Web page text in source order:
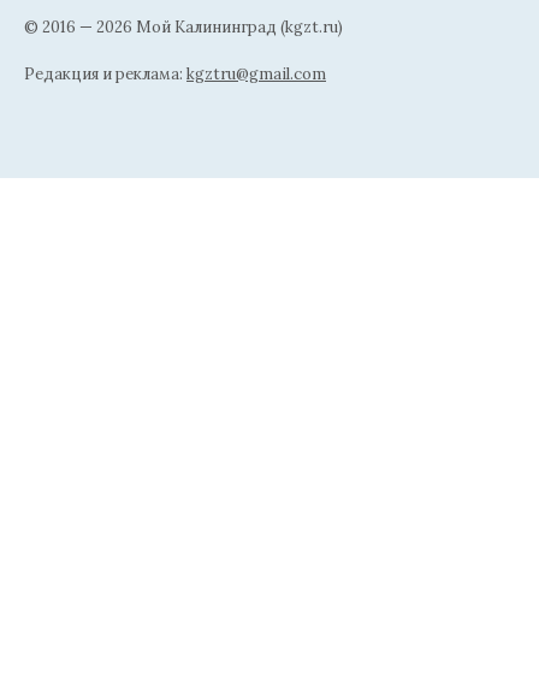
© 2016 — 2026 Мой Калининград (kgzt.ru)
Редакция и реклама: kgztru@gmail.com